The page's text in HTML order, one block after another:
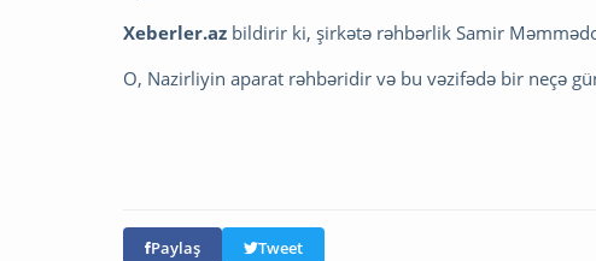
Xeberler.az bildirir ki, şirkətə rəhbərlik Samir
O, Nazirliyin aparat rəhbəridir və bu vəzifədə bir neçə
Paylaş Tweet